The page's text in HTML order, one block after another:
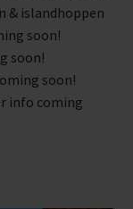
& islandhoppen
soon!
soon!
soon!
info coming